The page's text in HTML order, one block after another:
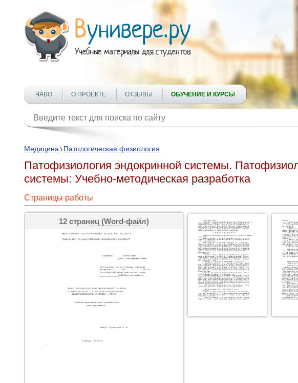
ЧАВО О ПРОЕКТЕ ОТЗЫВЫ ОБУЧЕНИЕ И КУРСЫ
Медицина \ Патологическая физиология
Патофизиология эндокринной системы.
системы: Учебно-методическая разработка
Страницы работы
12 страниц (Word-файл)